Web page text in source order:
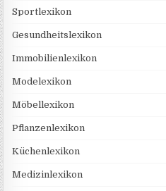
Sportlexikon
Gesundheitslexikon
Immobilienlexikon
Modelexikon
Möbellexikon
Pflanzenlexikon
Küchenlexikon
Medizinlexikon